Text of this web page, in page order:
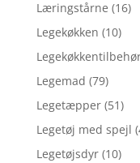
Læringstårne (16)
Legekøkken (10)
Legemad (79)
Legetæpper (51)
Legetøj med spejl
Legetøjsdyr (10)